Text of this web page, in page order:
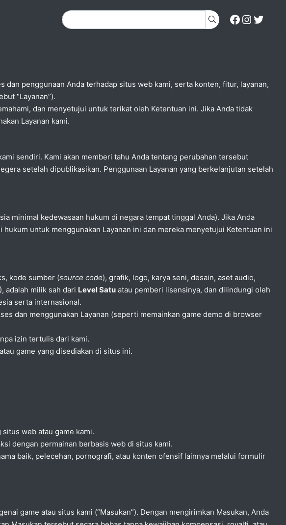
dan penggunaan Anda terhadap situs web kami, serta konten, fitur, layanan,
“Layanan”).
dan menyetujui untuk terikat oleh Ketentuan ini. Jika Anda tidak
Layanan kami.
sendiri. Kami akan memberi tahu Anda tentang perubahan tersebut
setelah dipublikasikan. Penggunaan Layanan yang berkelanjutan setelah
minimal kedewasaan hukum di negara tempat tinggal Anda). Jika Anda
untuk menggunakan Layanan ini dan mereka menyetujui Ketentuan ini
kode sumber (source code), grafik, logo, karya seni, desain, aset audio,
adalah milik sah dari Level Satu atau pemberi lisensinya, dan dilindungi oleh
serta internasional.
dan menggunakan Layanan (seperti memainkan game demo di browser
izin tertulis dari kami.
game yang disediakan di situs ini.
web atau game kami.
dengan permainan berbasis web di situs kami.
baik, pelecehan, pornografi, atau konten ofensif lainnya melalui formulir
game atau situs kami (“Masukan”). Dengan mengirimkan Masukan, Anda